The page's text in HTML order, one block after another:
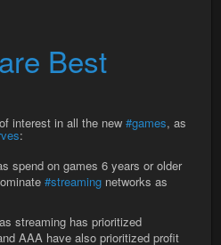
Best
interest in all the new #games, as
:
spend on games 6 years or older
#streaming networks as
streaming has prioritized
AAA have also prioritized profit